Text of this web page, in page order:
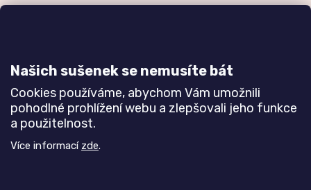
Našich sušenek se nemusíte bát
Cookies používáme, abychom Vám umožnili
pohodlné prohlížení webu a zlepšovali jeho funkce
a použitelnost.
Více informací zde.
Dozvědět se více Dozvědět se více